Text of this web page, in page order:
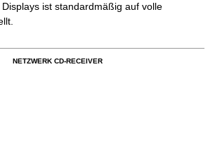
ist standardmäßig auf volle
NETZWERK CD-RECEIVER